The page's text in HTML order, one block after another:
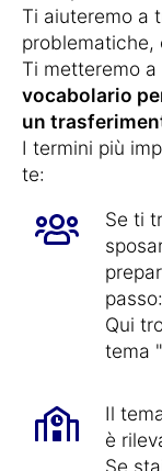
Ti aiuteremo a
problematiche,
Ti metteremo
vocabolario
un
I termini più
te:
Se ti
passo:
Qui
tema "
Il
è
Se